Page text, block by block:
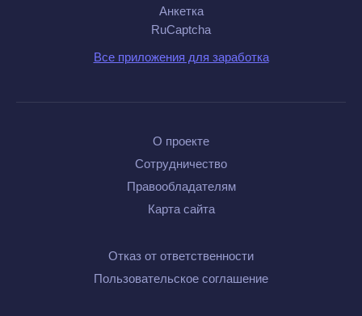
Анкетка
RuCaptcha
Все приложения для заработка
О проекте
Сотрудничество
Правообладателям
Карта сайта
Отказ от ответственности
Пользовательское соглашение